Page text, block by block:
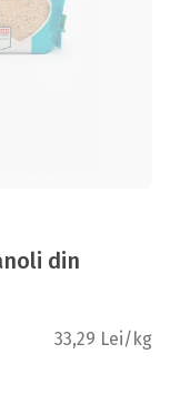
din
33,29 Lei/kg